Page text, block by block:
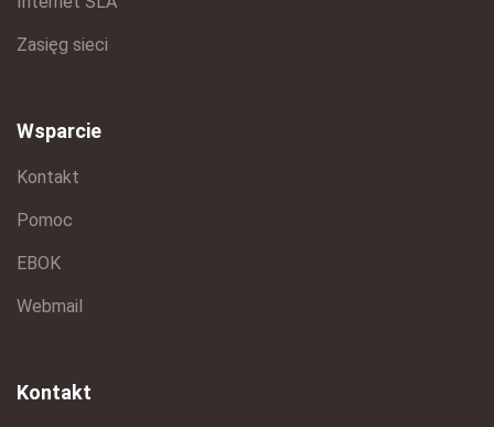
Zasięg sieci
Wsparcie
Kontakt
Pomoc
EBOK
Webmail
Kontakt